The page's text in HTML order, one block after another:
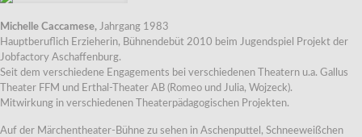
Michelle Caccamese, Jahrgang 1983
Hauptberuflich Erzieherin, Bühnendebüt 2010 beim Jugendspiel Projekt der
Jobfactory Aschaffenburg.
Seit dem verschiedene Engagements bei verschiedenen Theatern u.a. Gallus
Theater FFM und Erthal-Theater AB (Romeo und Julia, Wojzeck).
Mitwirkung in verschiedenen Theaterpädagogischen Projekten.
Auf der Märchentheater-Bühne zu sehen in Aschenputtel, Schneeweißchen